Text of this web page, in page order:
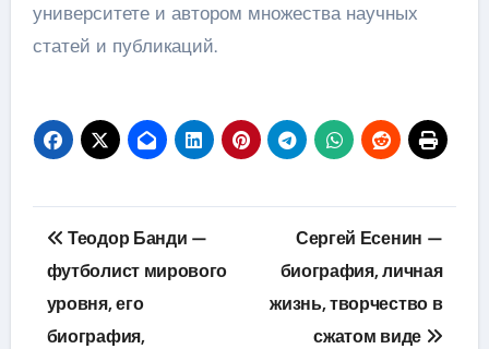
университете и автором множества научных
статей и публикаций.
Навигация
по
записям
Теодор Банди —
футболист мирового
уровня, его
биография,
Сергей Есенин —
биография, личная
жизнь, творчество в
сжатом виде